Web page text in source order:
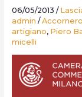
06/05/2013 /
admin /Accornero
artigiano, Piero
micelli